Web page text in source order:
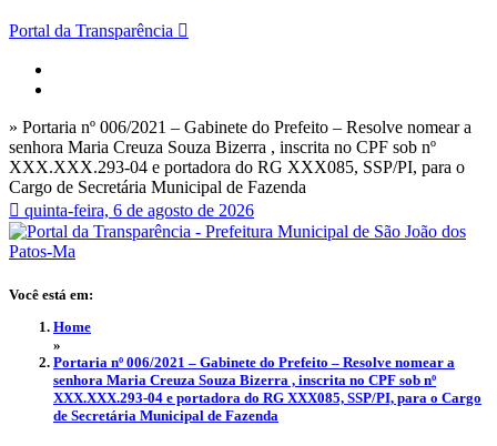
Portal da Transparência
» Portaria nº 006/2021 – Gabinete do Prefeito – Resolve nomear a
senhora Maria Creuza Souza Bizerra , inscrita no CPF sob nº
XXX.XXX.293-04 e portadora do RG XXX085, SSP/PI, para o
Cargo de Secretária Municipal de Fazenda
quinta-feira, 6 de agosto de 2026
Você está em:
Home
»
Portaria nº 006/2021 – Gabinete do Prefeito – Resolve nomear a
senhora Maria Creuza Souza Bizerra , inscrita no CPF sob nº
XXX.XXX.293-04 e portadora do RG XXX085, SSP/PI, para o Cargo
de Secretária Municipal de Fazenda